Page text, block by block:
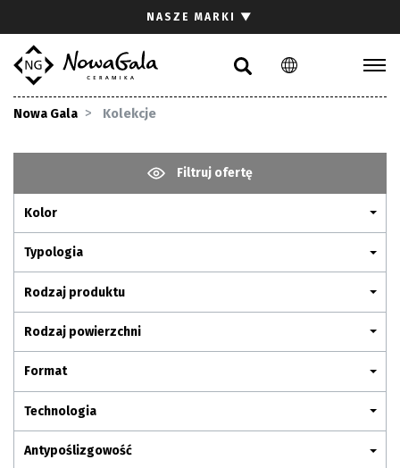
PL EN
NASZE MARKI ▼
Nowa Gala Kolekcje
Filtruj ofertę
Kolor
Typologia
Rodzaj produktu
Rodzaj powierzchni
Format
Technologia
Antypoślizgowość
Gdzie kupić
Pliki do pobrania
Pytania i odpowiedzi
Kariera
Kontakt
Komunikacja z akcjonariuszami